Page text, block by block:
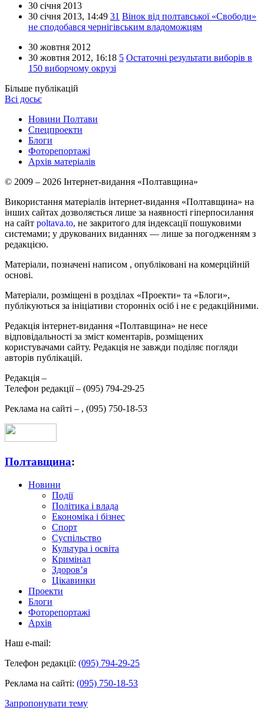
30 січня 2013
30 січня 2013, 14:49 31 Вінок від полтавської «Свободи»
не сподобався чернігівським владоможцям
30 жовтня 2012
30 жовтня 2012, 16:18 5 Остаточні результати виборів в
150 виборчому окрузі
Більше публікацій
Всі досьє
Новини Полтави
Спецпроекти
Блоги
Фоторепортажі
Архів матеріалів
© 2009 – 2026 Інтернет-видання «Полтавщина»
Використання матеріалів інтернет-видання «Полтавщина» на
інших сайтах дозволяється лише за наявності гіперпосилання
на сайт poltava.to, не закритого для індексації пошуковими
системами; у друкованих виданнях — лише за погодженням з
редакцією.
Матеріали, позначені написом , опубліковані на комерційній
основі.
Матеріали, розміщені в розділах «Проекти» та «Блоги»,
публікуються за ініціативи сторонніх осіб і не є редакційними.
Редакція інтернет-видання «Полтавщина» не несе
відповідальності за зміст коментарів, розміщених
користувачами сайту. Редакція не завжди поділяє погляди
авторів публікацій.
Редакція –
Телефон редакції – (095) 794-29-25
Реклама на сайті – , (095) 750-18-53
Полтавщина:
Новини
Події
Політика і влада
Економіка і бізнес
Спорт
Суспільство
Культура і освіта
Кримінал
Здоров’я
Цікавинки
Проекти
Блоги
Фоторепортажі
Архів
Наш e-mail:
Телефон редакції: (095) 794-29-25
Реклама на сайті: (095) 750-18-53
Запропонувати тему